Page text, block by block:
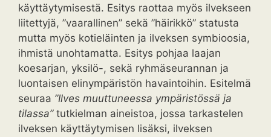
käyttäytymisestä. Esitys raottaa myös ilvekseen
liitettyjä, ”vaarallinen” sekä ”häirikkö” statusta
mutta myös kotieläinten ja ilveksen symbioosia,
ihmistä unohtamatta. Esitys pohjaa laajan
koesarjan, yksilö-, sekä ryhmäseurannan ja
luontaisen elinympäristön havaintoihin. Esitelmä
seuraa ”Ilves muuttuneessa ympäristössä ja
tilassa” tutkielman aineistoa, jossa tarkastelen
ilveksen käyttäytymisen lisäksi, ilveksen